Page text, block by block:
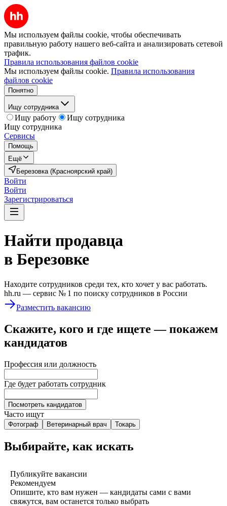
Мы используем файлы cookie, чтобы обеспечивать
правильную работу нашего веб-сайта и анализировать сетевой
трафик.
Правила использования файлов cookie
Мы используем файлы cookie. Правила использования
файлов cookie
Понятно
Ищу сотрудника
Ищу работу
Ищу сотрудника
Ищу сотрудника
Сервисы
Помощь
Ещё
Березовка (Красноярский край)
Войти
Войти
Зарегистрироваться
Найти продавца
в Березовке
Находите сотрудников среди тех, кто хочет у вас работать.
hh.ru — сервис № 1 по поиску сотрудников в России
Разместить вакансию
Скажите, кого и где ищете — покажем
кандидатов
Профессия или должность
Где будет работать сотрудник
Посмотреть кандидатов
Часто ищут
Фотограф Ветеринарный врач Токарь
Выбирайте, как искать
Публикуйте вакансии
Рекомендуем
Опишите, кто вам нужен — кандидаты сами с вами
свяжутся, вам останется только выбрать